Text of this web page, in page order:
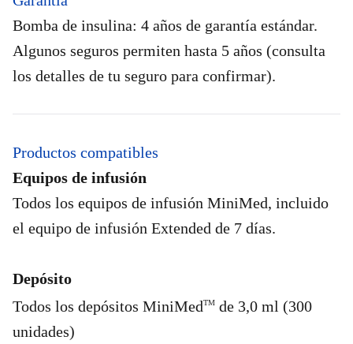
Bomba de insulina: 4 años de garantía estándar.
Algunos seguros permiten hasta 5 años (consulta
los detalles de tu seguro para confirmar).
Productos compatibles
Equipos de infusión
Todos los equipos de infusión MiniMed, incluido
el equipo de infusión Extended de 7 días.
Depósito
Todos los depósitos MiniMedTM de 3,0 ml (300
unidades)